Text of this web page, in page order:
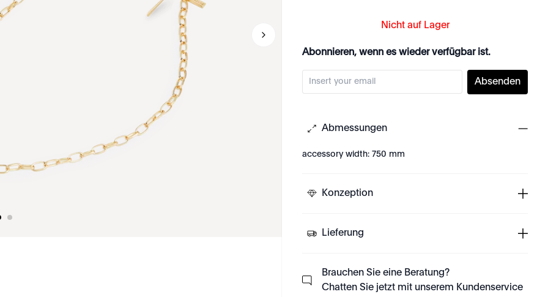
Nicht auf Lager
Abonnieren, wenn es wieder verfügbar ist.
Absenden
Abmessungen
accessory width: 750 mm
Konzeption
Lieferung
Brauchen Sie eine Beratung?
Chatten Sie jetzt mit unserem Kundenservice